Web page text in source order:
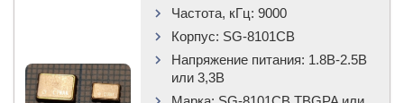
Частота, кГц: 9000
Корпус: SG-8101CB
Напряжение питания: 1.8В-2.5B
или 3,3B